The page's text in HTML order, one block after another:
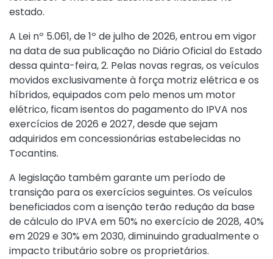
estado.
A Lei nº 5.061, de 1º de julho de 2026, entrou em vigor
na data de sua publicação no Diário Oficial do Estado
dessa quinta-feira, 2. Pelas novas regras, os veículos
movidos exclusivamente à força motriz elétrica e os
híbridos, equipados com pelo menos um motor
elétrico, ficam isentos do pagamento do IPVA nos
exercícios de 2026 e 2027, desde que sejam
adquiridos em concessionárias estabelecidas no
Tocantins.
A legislação também garante um período de
transição para os exercícios seguintes. Os veículos
beneficiados com a isenção terão redução da base
de cálculo do IPVA em 50% no exercício de 2028, 40%
em 2029 e 30% em 2030, diminuindo gradualmente o
impacto tributário sobre os proprietários.